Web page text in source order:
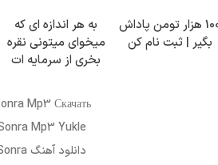
100 هزار تومن پاداش
بگیر | ثبت نام کن
به هر اندازه ای که
میخوای میتونی نقره
بخری از سرمایه ات
Mp3 Скачать
Mp3 Yukle
دانلود آهنگ